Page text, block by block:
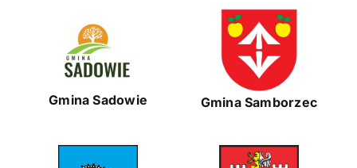
Gmina Sadowie Gmina Samborzec